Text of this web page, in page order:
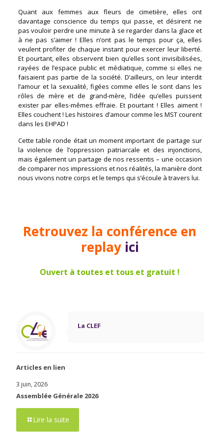
Quant aux femmes aux fleurs de cimetière, elles ont
davantage conscience du temps qui passe, et désirent ne
pas vouloir perdre une minute à se regarder dans la glace et
à ne pas s’aimer ! Elles n’ont pas le temps pour ça, elles
veulent profiter de chaque instant pour exercer leur liberté.
Et pourtant, elles observent bien qu’elles sont invisibilisées,
rayées de l’espace public et médiatique, comme si elles ne
faisaient pas partie de la société. D’ailleurs, on leur interdit
l’amour et la sexualité, figées comme elles le sont dans les
rôles de mère et de grand-mère, l’idée qu’elles puissent
exister par elles-mêmes effraie. Et pourtant ! Elles aiment !
Elles couchent ! Les histoires d’amour comme les MST courent
dans les EHPAD !
Cette table ronde était un moment important de partage sur
la violence de l’oppression patriarcale et des injonctions,
mais également un partage de nos ressentis – une occasion
de comparer nos impressions et nos réalités, la manière dont
nous vivons notre corps et le temps qui s’écoule à travers lui.
Retrouvez la conférence en
replay ici
Ouvert à toutes et tous et gratuit !
La CLEF
Articles en lien
3 juin, 2026
Assemblée Générale 2026
Lire la suite